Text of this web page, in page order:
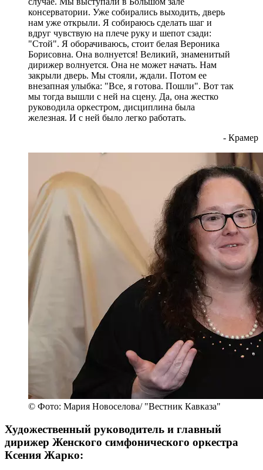
консерватории. Уже собирались выходить, дверь
нам уже открыли. Я собираюсь сделать шаг и
вдруг чувствую на плече руку и шепот сзади:
"Стой". Я оборачиваюсь, стоит белая Вероника
Борисовна. Она волнуется! Великий, знаменитый
дирижер волнуется. Она не может начать. Нам
закрыли дверь. Мы стояли, ждали. Потом ее
внезапная улыбка: "Все, я готова. Пошли". Вот так
мы тогда вышли с ней на сцену. Да, она жестко
руководила оркестром, дисциплина была
железная. И с ней было легко работать.
- Крамер
© Фото: Мария Новоселова/ "Вестник Кавказа"
Художественный руководитель и главный
дирижер Женского симфонического оркестра
Ксения Жарко: